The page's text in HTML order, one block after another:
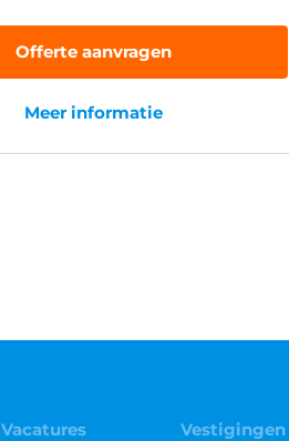
Offerte aanvragen
Meer informatie
Vacatures Vestigingen